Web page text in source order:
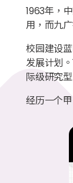
1963年，
用，而九
校园建设
发展计划
际级研究
经历一个